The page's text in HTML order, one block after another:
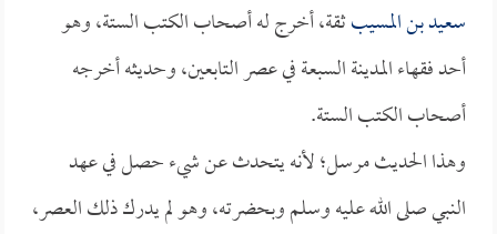
سعيد بن المسيبثقة، أخرج له أصحاب الكتب الستة، وهو
أحد فقهاء المدينة السبعة في عصر التابعين، وحديثه أخرجه
أصحاب الكتب الستة.
وهذا الحديث مرسل؛ لأنه يتحدث عن شيء حصل في عهد
النبي صلى الله عليه وسلم وبحضرته، وهو لم يدرك ذلك العصر،